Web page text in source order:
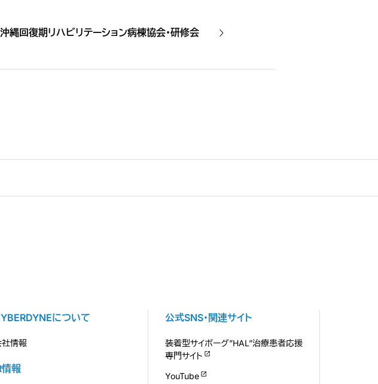
沖縄回復期リハビリテーション病棟協会・研修会
について
社情報
情報
公式SNS・関連サイト
装着型サイボーグ”HAL”治療患者応援
専門サイト
YouTube